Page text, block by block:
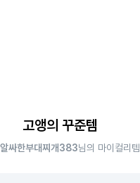
고앵의 꾸준템
알싸한부대찌개383님의 마이컬리템